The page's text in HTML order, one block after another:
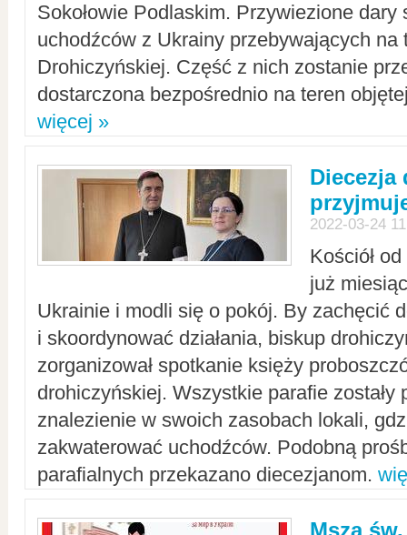
Sokołowie Podlaskim. Przywiezione dary
uchodźców z Ukrainy przebywających na
Drohiczyńskiej. Część z nich zostanie
dostarczona bezpośrednio na teren
więcej »
Diecezja
2022-03-24
Kościół
już
Ukrainie i modli się o pokój. By zachęcić
i skoordynować działania, biskup
zorganizował spotkanie księży
drohiczyńskiej. Wszystkie parafie zostały
znalezienie w swoich zasobach lokali,
zakwaterować uchodźców. Podobną
parafialnych przekazano diecezjanom.